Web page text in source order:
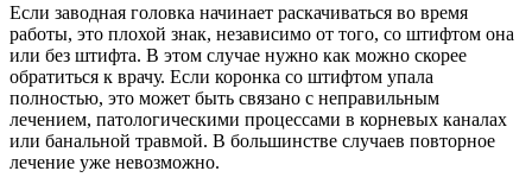
Если заводная головка начинает раскачиваться во время
работы, это плохой знак, независимо от того, со штифтом она
или без штифта. В этом случае нужно как можно скорее
обратиться к врачу. Если коронка со штифтом упала
полностью, это может быть связано с неправильным
лечением, патологическими процессами в корневых каналах
или банальной травмой. В большинстве случаев повторное
лечение уже невозможно.